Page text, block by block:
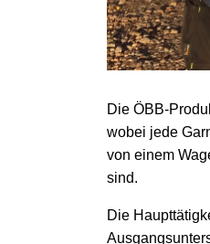
Die ÖBB-
wobei jede
von einem
sind.
Die